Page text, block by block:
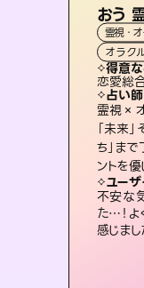
おう
霊視・
オラク
得意
恋愛総
占い
霊視×オ
「未来
ち」ま
ントを優
ユー
不安な
た…！よ
感じま
出
未
ま
た
選
職
本
打